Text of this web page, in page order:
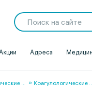
Адреса
... Коагулологические